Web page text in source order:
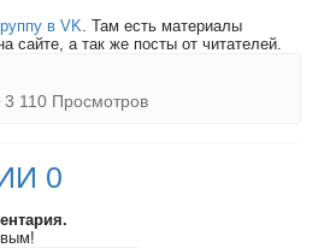
в VK. Там есть материалы
сайте, а так же посты от читателей.
3 110 Просмотров
0